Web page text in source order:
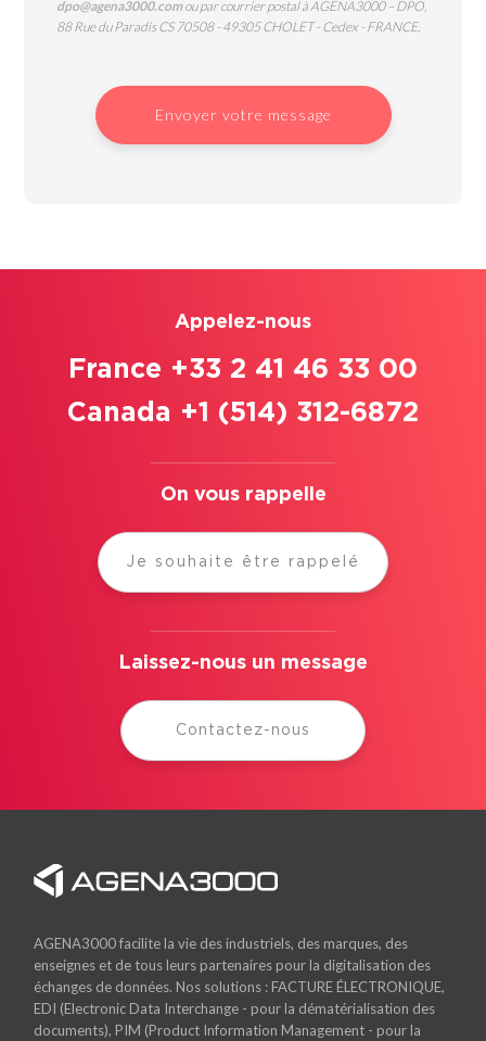
dpo@agena3000.comou par courrier postal à AGENA3000 – DPO,
88 Rue du Paradis CS 70508 - 49305 CHOLET - Cedex - FRANCE.
Envoyer votre message
Appelez-nous
France +33 2 41 46 33 00
Canada +1 (514) 312-6872
On vous rappelle
Je souhaite être rappelé
Laissez-nous un message
Contactez-nous
AGENA3000 facilite la vie des industriels, des marques, des
enseignes et de tous leurs partenaires pour la digitalisation des
échanges de données. Nos solutions : FACTURE ÉLECTRONIQUE,
EDI (Electronic Data Interchange - pour la dématérialisation des
documents), PIM (Product Information Management - pour la